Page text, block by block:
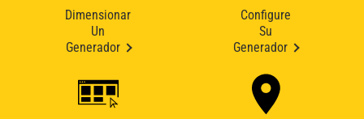
Dimensionar
Un
Generador
Configure
Su
Generador